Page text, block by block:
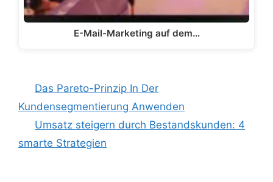
E-Mail-Marketing auf dem…
Das Pareto-Prinzip In Der
Kundensegmentierung Anwenden
Umsatz steigern durch Bestandskunden: 4
smarte Strategien